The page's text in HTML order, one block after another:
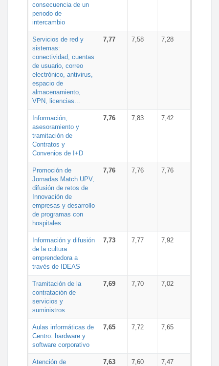
consecuencia de un
periodo de
intercambio
Servicios de red y
sistemas:
conectividad, cuentas
de usuario, correo
electrónico, antivirus,
espacio de
almacenamiento,
VPN, licencias...
7,77 7,58 7,28
Información,
asesoramiento y
tramitación de
Contratos y
Convenios de I+D
7,76 7,83 7,42
Promoción de
Jornadas Match UPV,
difusión de retos de
Innovación de
empresas y desarrollo
de programas con
hospitales
7,76 7,76 7,76
Información y difusión
de la cultura
emprendedora a
través de IDEAS
7,73 7,77 7,92
Tramitación de la
contratación de
servicios y
suministros
7,69 7,70 7,02
Aulas informáticas de
Centro: hardware y
software corporativo
7,65 7,72 7,65
Atención de
7,63 7,60 7,47